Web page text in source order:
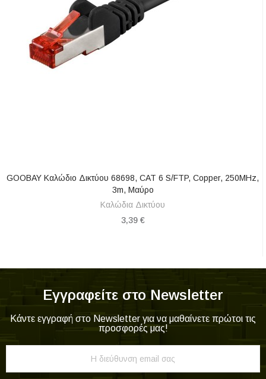
ΑΓΟΡΆ
GOOBAY Καλώδιο Δικτύου 68698, CAT 6 S/FTP, Copper, 250MHz,
3m, Μαύρο
Καλώδια Δικτύου
3,39 €
Εγγραφείτε στο Newsletter
Κάντε εγγραφή στο Newsletter για να μαθαίνετε πρώτοι τις
προσφορές μας!